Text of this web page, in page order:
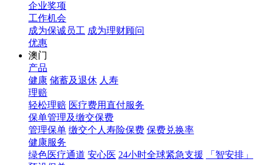
企业奖项
工作机会
成为保诚员工 成为理财顾问
优惠
澳门
产品
健康 储蓄及退休 人寿
理赔
轻松理赔 医疗费用直付服务
保单管理及缴交保费
管理保单 缴交个人寿险保费 保费兑换率
健康服务
绿色医疗通道 安心医 24小时全球紧急支援
「智安排」